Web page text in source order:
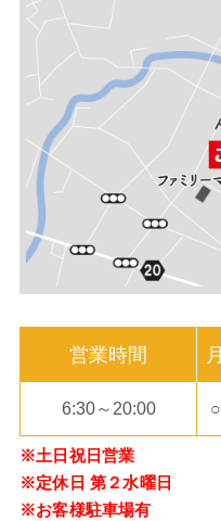
営業時間 月
6:30～20:00 ○
※土日祝日営業
※定休日 第２水曜日
※お客様駐車場有